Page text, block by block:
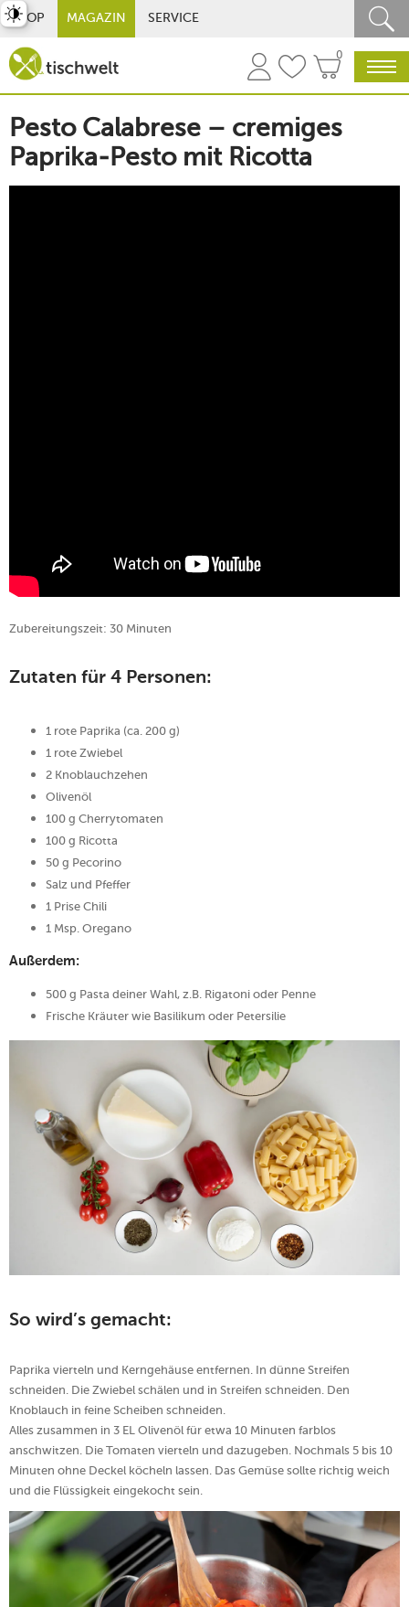
SHOP MAGAZIN SERVICE
0
Pesto Calabrese – cremiges
Paprika-Pesto mit Ricotta
Zubereitungszeit: 30 Minuten
Zutaten für 4 Personen:
1 rote Paprika (ca. 200 g)
1 rote Zwiebel
2 Knoblauchzehen
Olivenöl
100 g Cherrytomaten
100 g Ricotta
50 g Pecorino
Salz und Pfeffer
1 Prise Chili
1 Msp. Oregano
Außerdem:
500 g Pasta deiner Wahl, z.B. Rigatoni oder Penne
Frische Kräuter wie Basilikum oder Petersilie
So wird’s gemacht:
Paprika vierteln und Kerngehäuse entfernen. In dünne Streifen
schneiden. Die Zwiebel schälen und in Streifen schneiden. Den
Knoblauch in feine Scheiben schneiden.
Alles zusammen in 3 EL Olivenöl für etwa 10 Minuten farblos
anschwitzen. Die Tomaten vierteln und dazugeben. Nochmals 5 bis 10
Minuten ohne Deckel köcheln lassen. Das Gemüse sollte richtig weich
und die Flüssigkeit eingekocht sein.
umschalten